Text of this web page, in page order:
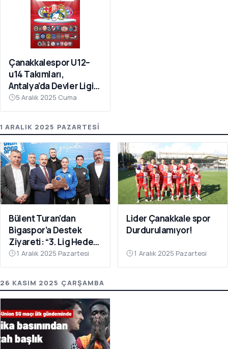
Çanakkalespor U12–
u14 Takımları,
Antalya’da Devler Ligi
Sahnesinde!
5 Aralık 2025 Cuma
1 ARALIK 2025 PAZARTESI
Bülent Turan’dan
Bigaspor’a Destek
Ziyareti: “3. Lig Hedefi
Çok Yakın”
1 Aralık 2025 Pazartesi
Lider Çanakkale spor
Durdurulamıyor!
1 Aralık 2025 Pazartesi
26 KASIM 2025 ÇARŞAMBA